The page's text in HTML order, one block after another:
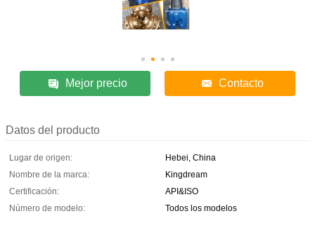
Mejor precio Contacto
Datos del producto
Lugar de origen:
Hebei, China
Nombre de la marca:
Kingdream
Certificación:
API&ISO
Número de modelo:
Todos los modelos